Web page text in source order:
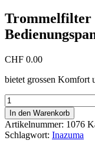
Trommelfilter
CHF 0.00
bietet grossen Komfort
Trommelfilter
Clever
Touch,
Bedienungspanel
Menge
In den Warenkorb
Artikelnummer: 1076
Schlagwort: Inazuma